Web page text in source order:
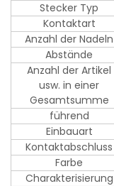
Stecker Typ
Kontaktart
Anzahl der Nadeln
Abstände
Anzahl der Artikel
usw. in einer
Gesamtsumme
führend
Einbauart
Kontaktabschluss
Farbe
Charakterisierung